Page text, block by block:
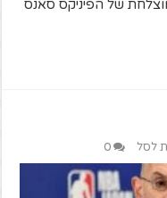
של הפיניקס סאנס
לסל 0